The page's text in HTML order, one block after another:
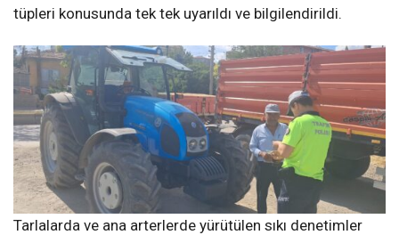
tüpleri konusunda tek tek uyarıldı ve bilgilendirildi.
Tarlalarda ve ana arterlerde yürütülen sıkı denetimler